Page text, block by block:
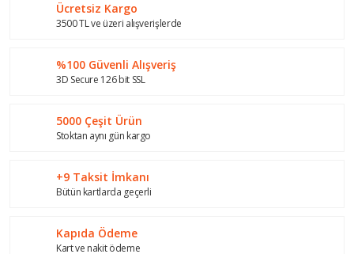
Ücretsiz Kargo
3500 TL ve üzeri alışverişlerde
%100 Güvenli Alışveriş
3D Secure 126 bit SSL
5000 Çeşit Ürün
Stoktan aynı gün kargo
+9 Taksit İmkanı
Bütün kartlarda geçerli
Kapıda Ödeme
Kart ve nakit ödeme